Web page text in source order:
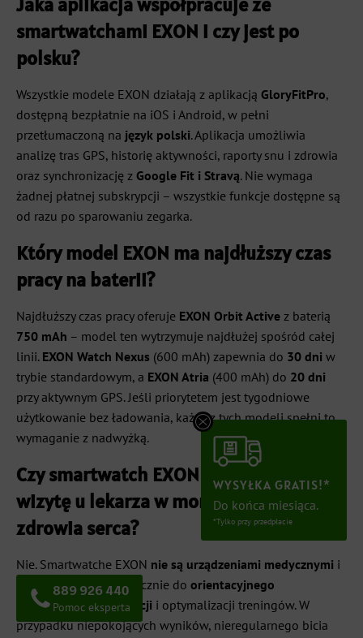
smartwatchami EXON i czy jest po
polsku?
Wszystkie modele EXON działają z aplikacją GloryFitPro,
dostępną bezpłatnie na iOS i Android, w pełni
przetłumaczoną na język polski. Aplikacja umożliwia
analizę tras GPS, historię aktywności, raporty snu i zdrowia
oraz synchronizację z Google Fit i Stravą. Nie wymaga
żadnej płatnej subskrypcji – wszystkie funkcje dostępne są
od razu po sparowaniu zegarka.
Który model EXON ma najdłuższy czas
pracy na baterii?
Najdłuższy czas pracy oferuje EXON Orbit Active z baterią
750 mAh – model ten wytrzymuje najdłużej spośród całej
linii. EXON Watch Nexus (600 mAh) zapewnia do 30 dni w
trybie standardowym, a EXON Atria (400 mAh) do 20 dni
przy aktywnym GPS. Jeśli priorytetem jest tygodniowe
użytkowanie bez ładowania, każdy z tych modeli spełni to
wymaganie z nadwyżką.
Czy smartwatch EXON może zastąpić
wizytę u lekarza w monitorowaniu
zdrowia serca?
Nie. Smartwatche EXON nie są urządzeniami medycznymi i
ich pomiary służą wyłącznie do orientacyjnego
monitorowania kondycji i optymalizacji treningów. W
przypadku niepokojących wyników, nieregularnego bicia
WYSYŁKA GRATIS!*
Do końca miesiąca.
*Tylko przy przedpłacie
889 926 440
Pomoc eksperta